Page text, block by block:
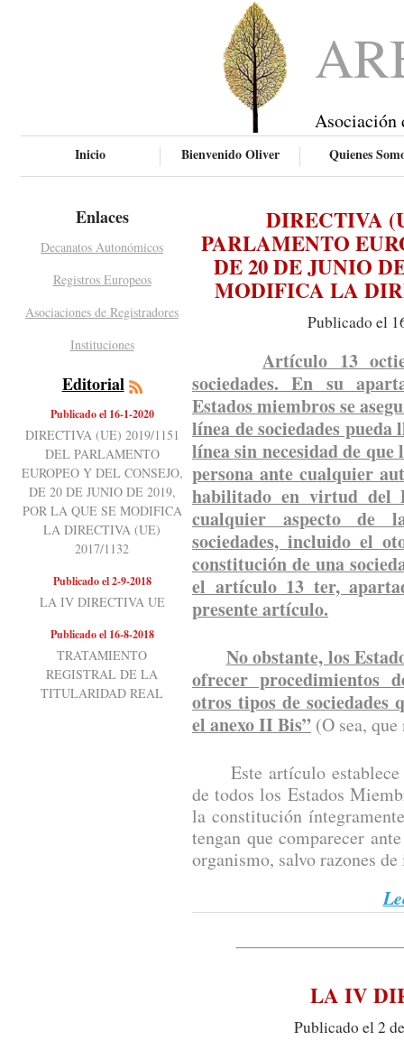
Asociación
Inicio Bienvenido Oliver Quienes
Enlaces
Decanatos Autonómicos
Registros Europeos
Asociaciones de Registradores
Instituciones
Editorial
Publicado el 16-1-2020
DIRECTIVA (UE) 2019/1151
DEL PARLAMENTO
EUROPEO Y DEL CONSEJO,
DE 20 DE JUNIO DE 2019,
POR LA QUE SE MODIFICA
LA DIRECTIVA (UE)
2017/1132
Publicado el 2-9-2018
LA IV DIRECTIVA UE
Publicado el 16-8-2018
TRATAMIENTO
REGISTRAL DE LA
TITULARIDAD REAL
DIRECTIVA
PARLAMENTO
DE 20 DE JUNIO
MODIFICA LA
Publicado el
Artículo 13
sociedades. En su
Estados miembros se
línea de sociedades
línea sin necesidad de
persona ante cualquier
habilitado en virtud del
cualquier aspecto de
sociedades, incluido el
constitución de una
el artículo 13 ter,
presente artículo.
No obstante, los
ofrecer procedimientos
otros tipos de sociedades
el anexo II Bis” (O sea,
Este artículo establece
de todos los Estados
la constitución
tengan que comparecer
organismo, salvo razones
LA IV
Publicado el 2